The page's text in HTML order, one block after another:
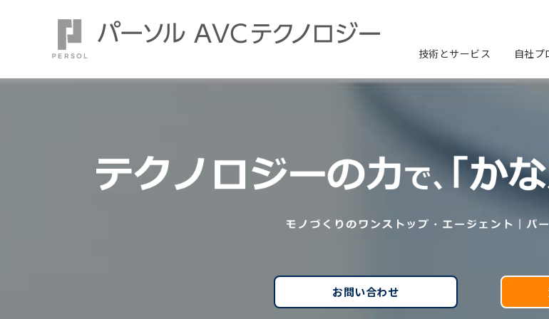
技術とサービス
製品開発ソリューション
デバイス制御ソフト
クラウドサービス
電気・電子回路
アプリケーションソフト
機械構造設計
評価・検証
製品分野別ソリューション
画像認識AI開発
サービスロボットソリューション
自社プ
AIみぞみるくん
AI蔵Lab
お問い合わせ